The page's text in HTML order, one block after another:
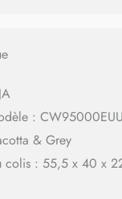
:
& Grey
colis : 55,5 x 40 x